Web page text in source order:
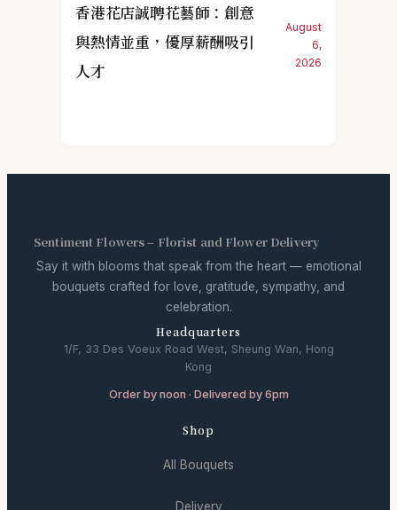
香港花店誠聘花藝師：創意
與熱情並重，優厚薪酬吸引
人才
August
6,
2026
Sentiment Flowers – Florist and Flower Delivery
Say it with blooms that speak from the heart — emotional
bouquets crafted for love, gratitude, sympathy, and
celebration.
Headquarters
1/F, 33 Des Voeux Road West, Sheung Wan, Hong
Kong
Order by noon · Delivered by 6pm
Shop
All Bouquets
Delivery